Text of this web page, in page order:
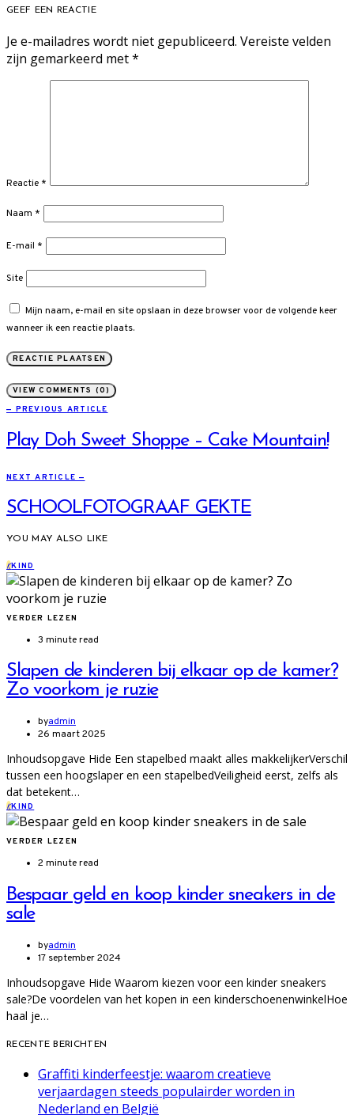
GEEF EEN REACTIE
Je e-mailadres wordt niet gepubliceerd. Vereiste velden
zijn gemarkeerd met*
Reactie *
Naam *
E-mail *
Site
Mijn naam, e-mail en site opslaan in deze browser voor de volgende keer
wanneer ik een reactie plaats.
VIEW COMMENTS (0)
— PREVIOUS ARTICLE
Play Doh Sweet Shoppe – Cake Mountain!
NEXT ARTICLE —
SCHOOLFOTOGRAAF GEKTE
YOU MAY ALSO LIKE
KKIND
VERDER LEZEN
3 minute read
Slapen de kinderen bij elkaar op de kamer?
Zo voorkom je ruzie
byadmin
26 maart 2025
Inhoudsopgave Hide Een stapelbed maakt alles makkelijkerVerschil
tussen een hoogslaper en een stapelbedVeiligheid eerst, zelfs als
dat betekent…
KKIND
VERDER LEZEN
2 minute read
Bespaar geld en koop kinder sneakers in de
sale
byadmin
17 september 2024
Inhoudsopgave Hide Waarom kiezen voor een kinder sneakers
sale?De voordelen van het kopen in een kinderschoenenwinkelHoe
haal je…
RECENTE BERICHTEN
Graffiti kinderfeestje: waarom creatieve
verjaardagen steeds populairder worden in
Nederland en België